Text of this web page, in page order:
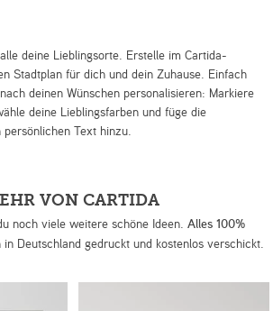
deine Lieblingsorte. Erstelle im Cartida-
Stadtplan für dich und dein Zuhause. Einfach
deinen Wünschen personalisieren: Markiere
deine Lieblingsfarben und füge die
Text hinzu.
VON CARTIDA
noch viele weitere schöne Ideen. Alles 100%
in Deutschland gedruckt und kostenlos verschickt.